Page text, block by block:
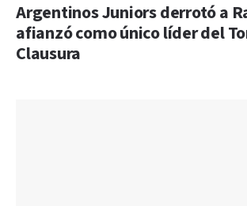
Argentinos Juniors derrotó a
afianzó como único líder del
Clausura